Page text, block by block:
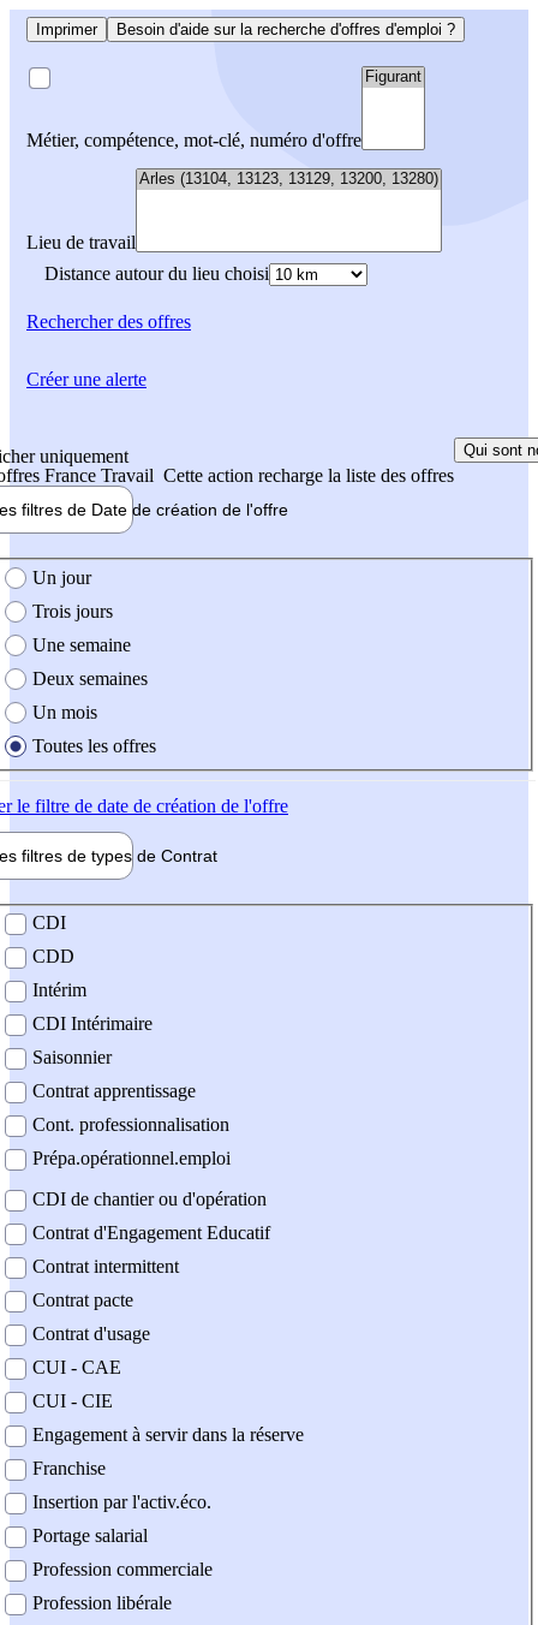
Imprimer Besoin d'aide sur la recherche d'offres d'emploi ?
Métier, compétence, mot-clé, numéro d'offre
Lieu de travail
Distance autour du lieu choisi
Rechercherdes offres
uniquement
France Travail Cette action recharge la liste des offres
Qui sont
filtres de Date de création de l'offre
création de l'offre
Un jour
Trois jours
Une semaine
Deux semaines
Un mois
Toutes les offres
le filtre de date de création de l'offre
filtres de types de Contrat
contrat
CDI
CDD
Intérim
CDI Intérimaire
Saisonnier
Contrat apprentissage
Cont. professionnalisation
Prépa.opérationnel.emploi
CDI de chantier ou d'opération
Contrat d'Engagement Educatif
Contrat intermittent
Contrat pacte
Contrat d'usage
CUI - CAE
CUI - CIE
Engagement à servir dans la réserve
Franchise
Insertion par l'activ.éco.
Portage salarial
Profession commerciale
Profession libérale
Créer une alerte